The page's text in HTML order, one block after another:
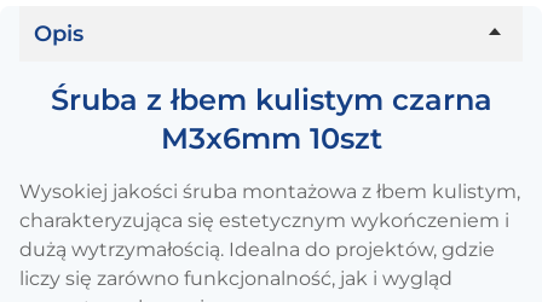
Opis
Śruba z łbem kulistym czarna
M3x6mm 10szt
Wysokiej jakości śruba montażowa z łbem kulistym,
charakteryzująca się estetycznym wykończeniem i
dużą wytrzymałością. Idealna do projektów, gdzie
liczy się zarówno funkcjonalność, jak i wygląd